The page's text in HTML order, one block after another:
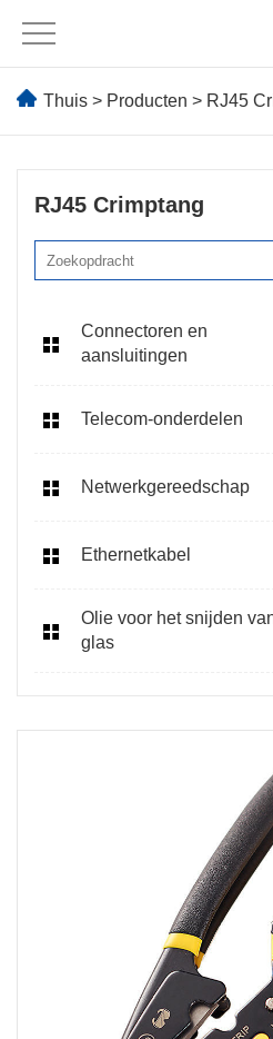
Thuis > Producten > RJ45
RJ45 Crimptang
Connectoren en
aansluitingen
Telecom-onderdelen
Netwerkgereedschap
Ethernetkabel
Olie voor het snijden
glas